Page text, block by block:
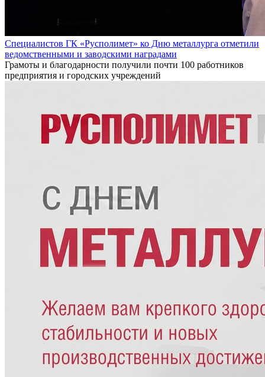
Специалистов ГК «Русполимет» ко Дню металлурга отметили
ведомственными и заводскими наградами
Грамоты и благодарности получили почти 100 работников
предприятия и городских учреждений